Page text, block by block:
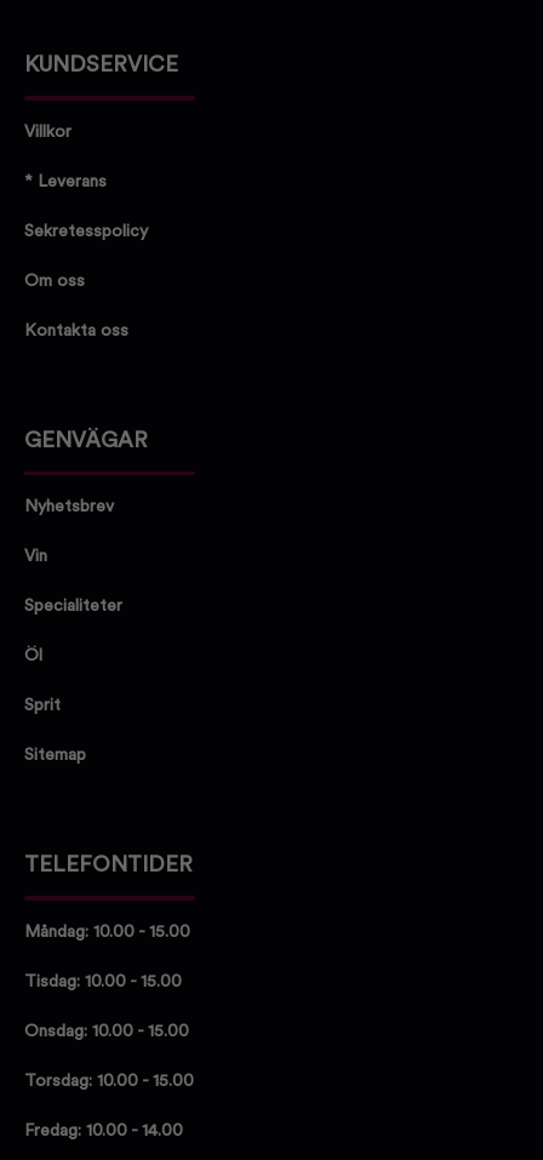
KUNDSERVICE
Villkor
* Leverans
Sekretesspolicy
Om oss
Kontakta oss
GENVÄGAR
Nyhetsbrev
Vin
Specialiteter
Öl
Sprit
Sitemap
TELEFONTIDER
Måndag: 10.00 - 15.00
Tisdag: 10.00 - 15.00
Onsdag: 10.00 - 15.00
Torsdag: 10.00 - 15.00
Fredag: 10.00 - 14.00